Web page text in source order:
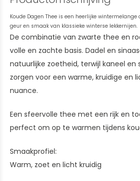
Koude Dagen Thee is een heerlijke
geur en smaak van klassieke winterse lekkernijen.
De combinatie van zwarte thee en
volle en zachte basis. Dadel en
natuurlijke zoetheid, terwijl kaneel en
zorgen voor een warme, kruidige en
nuance.
Een sfeervolle thee met een rijk en
perfect om op te warmen tijdens
Smaakprofiel:
Warm, zoet en licht kruidig